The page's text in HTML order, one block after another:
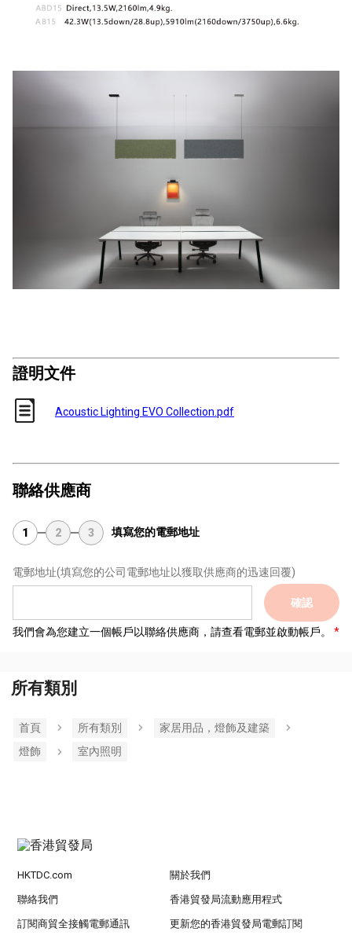
證明文件
Acoustic Lighting EVO Collection.pdf
聯絡供應商
1 2 3 填寫您的電郵地址
電郵地址(填寫您的公司電郵地址以獲取供應商的迅速回覆)
確認
我們會為您建立一個帳戶以聯絡供應商，請查看電郵並啟動帳戶。
所有類別
首頁 所有類別
家居用品，燈飾及建築
燈飾
室內照明
HKTDC.com 關於我們
聯絡我們 香港貿發局流動應用程式
訂閱商貿全接觸電郵通訊 更新您的香港貿發局電郵訂閱